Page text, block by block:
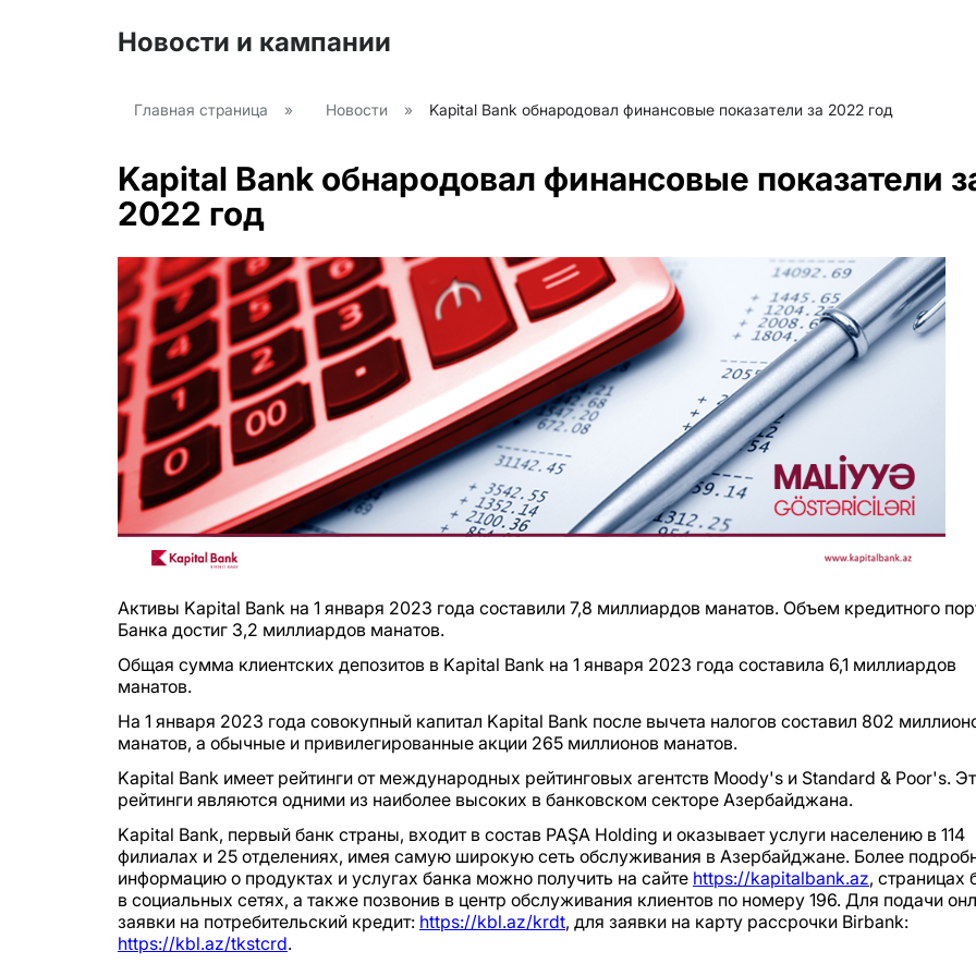
Новости и кампании
Главная страница » Новости » Kapital Bank обнародовал финансовые показатели за 2022 год
Kapital Bank обнародовал финансовые показатели
2022 год
Активы Kapital Bank на 1 января 2023 года составили 7,8 миллиардов манатов. Объем кредитного
Банка достиг 3,2 миллиардов манатов.
Общая сумма клиентских депозитов в Kapital Bank на 1 января 2023 года составила 6,1 миллиардов
манатов.
На 1 января 2023 года совокупный капитал Kapital Bank после вычета налогов составил 802
манатов, а обычные и привилегированные акции 265 миллионов манатов.
Kapital Bank имеет рейтинги от международных рейтинговых агентств Moody's и Standard & Poor's.
рейтинги являются одними из наиболее высоких в банковском секторе Азербайджана.
Kapital Bank, первый банк страны, входит в состав PAŞA Holding и оказывает услуги населению в 114
филиалах и 25 отделениях, имея самую широкую сеть обслуживания в Азербайджане. Более
информацию о продуктах и услугах банка можно получить на сайте https://kapitalbank.az, страницах
в социальных сетях, а также позвонив в центр обслуживания клиентов по номеру 196. Для подачи
заявки на потребительский кредит: https://kbl.az/krdt, для заявки на карту рассрочки Birbank:
https://kbl.az/tkstcrd.